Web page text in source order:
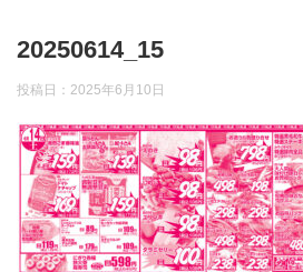
20250614_15
投稿日： 2025年6月10日